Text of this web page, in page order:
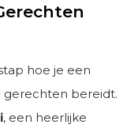
hoe je een
gerechten bereidt.
, een heerlijke